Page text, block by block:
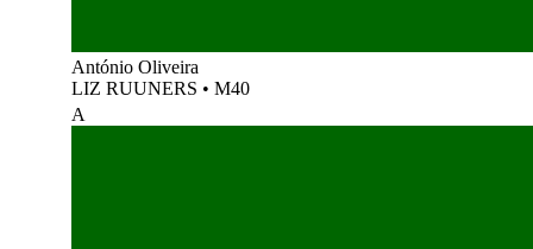
António Oliveira
LIZ RUUNERS • M40
A